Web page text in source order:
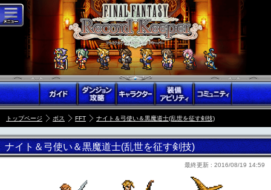
トップページ ボス FFT ナイト＆弓使い＆黒魔道士(乱世を征す剣技)
ナイト＆弓使い＆黒魔道士(乱世を征す剣技)
最終更新 : 2016/08/19 14:59